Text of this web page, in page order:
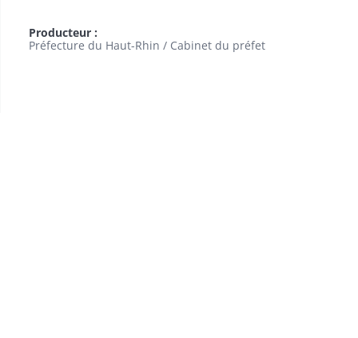
Producteur :
Préfecture du Haut-Rhin / Cabinet du préfet